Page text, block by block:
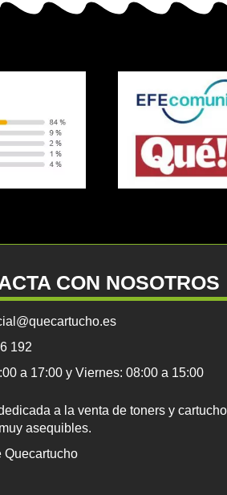
CON NOSOTROS
192
a 17:00 y Viernes: 08:00 a 15:00
a la venta de toners y
asequibles.
Quecartucho